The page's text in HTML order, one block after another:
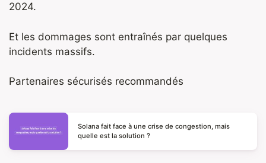
2024.
Et les dommages sont entraînés par quelques
incidents massifs.
Partenaires sécurisés recommandés
Solana fait face à une crise de congestion, mais
quelle est la solution ?